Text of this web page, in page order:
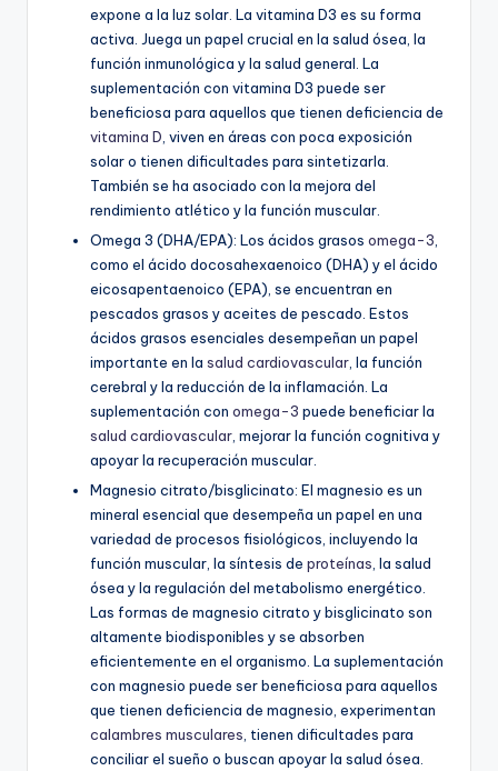
expone a la luz solar. La vitamina D3 es su forma
activa. Juega un papel crucial en la salud ósea, la
función inmunológica y la salud general. La
suplementación con vitamina D3 puede ser
beneficiosa para aquellos que tienen deficiencia de
vitamina D , viven en áreas con poca exposición
solar o tienen dificultades para sintetizarla.
También se ha asociado con la mejora del
rendimiento atlético y la función muscular.
Omega 3 (DHA/EPA): Los ácidos grasos omega-3
como el ácido docosahexaenoico (DHA) y el ácido
eicosapentaenoico (EPA), se encuentran en
pescados grasos y aceites de pescado. Estos
ácidos grasos esenciales desempeñan un papel
importante en la salud cardiovascular , la función
cerebral y la reducción de la inflamación. La
suplementación con omega-3 puede beneficiar la
salud cardiovascular , mejorar la función cognitiva y
apoyar la recuperación muscular.
Magnesio citrato/bisglicinato: El magnesio es un
mineral esencial que desempeña un papel en una
variedad de procesos fisiológicos, incluyendo la
función muscular, la síntesis de proteínas , la salud
ósea y la regulación del metabolismo energético.
Las formas de magnesio citrato y bisglicinato son
altamente biodisponibles y se absorben
eficientemente en el organismo. La suplementación
con magnesio puede ser beneficiosa para aquellos
que tienen deficiencia de magnesio, experimentan
calambres musculares , tienen dificultades para
conciliar el sueño o buscan apoyar la salud ósea.